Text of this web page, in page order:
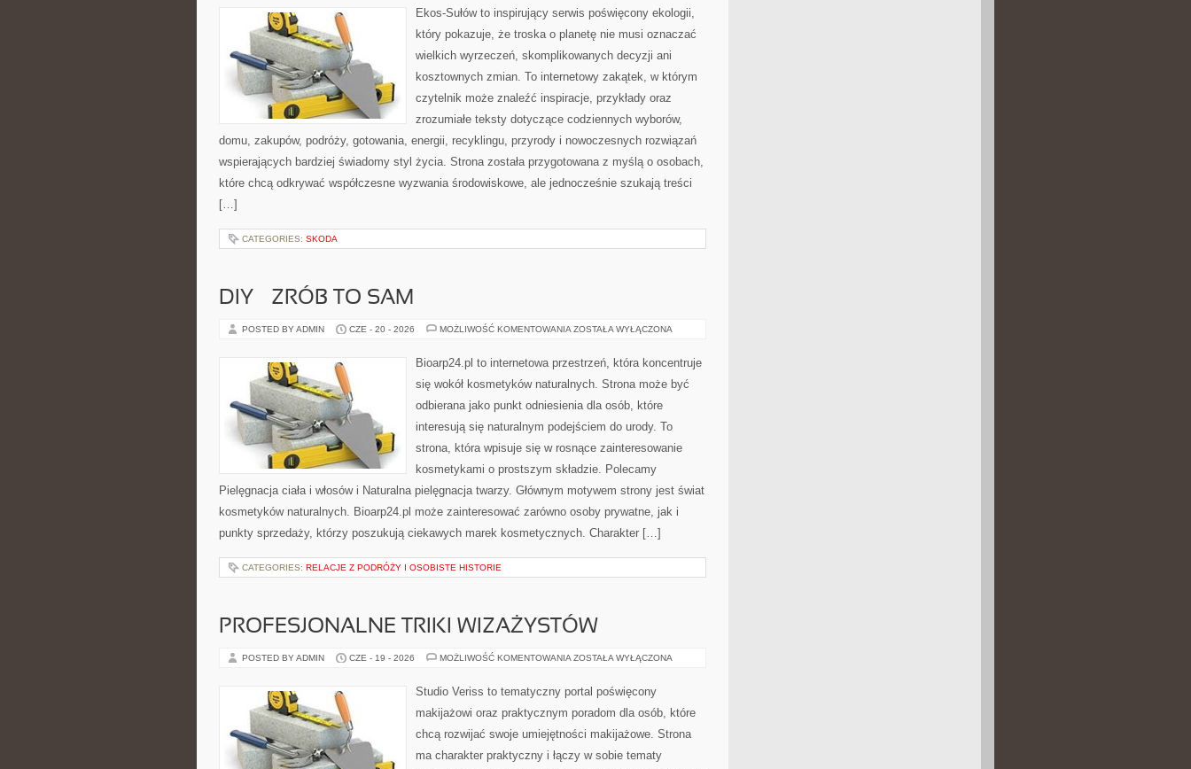
Ekos-Sułów to inspirujący serwis poświęcony ekologii,
który pokazuje, że troska o planetę nie musi oznaczać
wielkich wyrzeczeń, skomplikowanych decyzji ani
kosztownych zmian. To internetowy zakątek, w którym
czytelnik może znaleźć inspiracje, przykłady oraz
zrozumiałe teksty dotyczące codziennych wyborów,
domu, zakupów, podróży, gotowania, energii, recyklingu, przyrody i nowoczesnych rozwiązań
wspierających bardziej świadomy styl życia. Strona została przygotowana z myślą o osobach,
które chcą odkrywać współczesne wyzwania środowiskowe, ale jednocześnie szukają treści
[…]
CATEGORIES: SKODA
DIY – ZRÓB TO SAM
POSTED BY ADMIN CZE - 20 - 2026 MOŻLIWOŚĆ KOMENTOWANIA DIY
TO
SAM
ZOSTAŁA WYŁĄCZONA
Bioarp24.pl to internetowa przestrzeń, która koncentruje
się wokół kosmetyków naturalnych. Strona może być
odbierana jako punkt odniesienia dla osób, które
interesują się naturalnym podejściem do urody. To
strona, która wpisuje się w rosnące zainteresowanie
kosmetykami o prostszym składzie. Polecamy
Pielęgnacja ciała i włosów i Naturalna pielęgnacja twarzy. Głównym motywem strony jest świat
kosmetyków naturalnych. Bioarp24.pl może zainteresować zarówno osoby prywatne, jak i
punkty sprzedaży, którzy poszukują ciekawych marek kosmetycznych. Charakter […]
CATEGORIES: RELACJE Z PODRÓŻY I OSOBISTE HISTORIE
PROFESJONALNE TRIKI WIZAŻYSTÓW
POSTED BY ADMIN CZE - 19 - 2026 MOŻLIWOŚĆ KOMENTOWANIA PROFESJONALNE
ZOSTAŁA WYŁĄCZONA
Studio Veriss to tematyczny portal poświęcony
makijażowi oraz praktycznym poradom dla osób, które
chcą rozwijać swoje umiejętności makijażowe. Strona
ma charakter praktyczny i łączy w sobie tematy